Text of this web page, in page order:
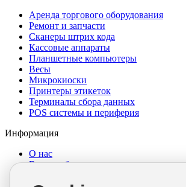
Аренда торгового оборудования
Ремонт и запчасти
Сканеры штрих кода
Кассовые аппараты
Планшетные компьютеры
Весы
Микрокиоски
Принтеры этикеток
Терминалы сбора данных
POS системы и периферия
Информация
О нас
Выкуп оборудования